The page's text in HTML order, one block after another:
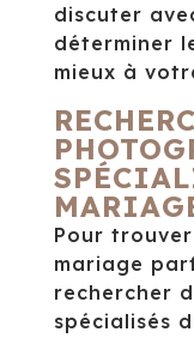
discuter
déterminer
mieux à
Pour
mariage
rechercher
spécialisés